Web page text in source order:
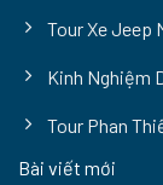
Tour Xe Jeep
Kinh Nghiệm
Tour Phan
Bài viết mới